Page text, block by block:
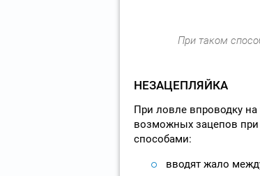
При таком
НЕЗАЦЕПЛЯЙКА
При ловле впроводку
возможных зацепов
способами:
вводят жало